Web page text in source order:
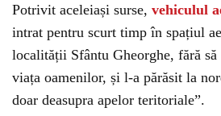
Potrivit aceleiași surse, vehiculul
intrat pentru scurt timp în spațiul
localității Sfântu Gheorghe, fără
viața oamenilor, și l-a părăsit la
doar deasupra apelor teritoriale”.